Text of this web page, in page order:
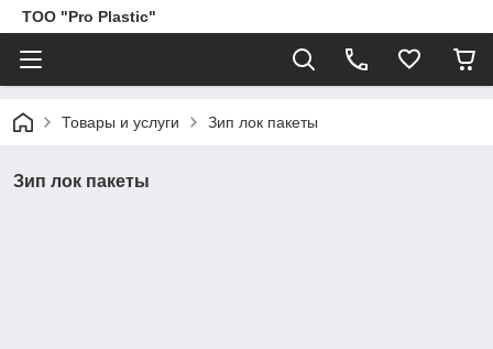
ТОО "Pro Plastic"
Товары и услуги Зип лок пакеты
Зип лок пакеты